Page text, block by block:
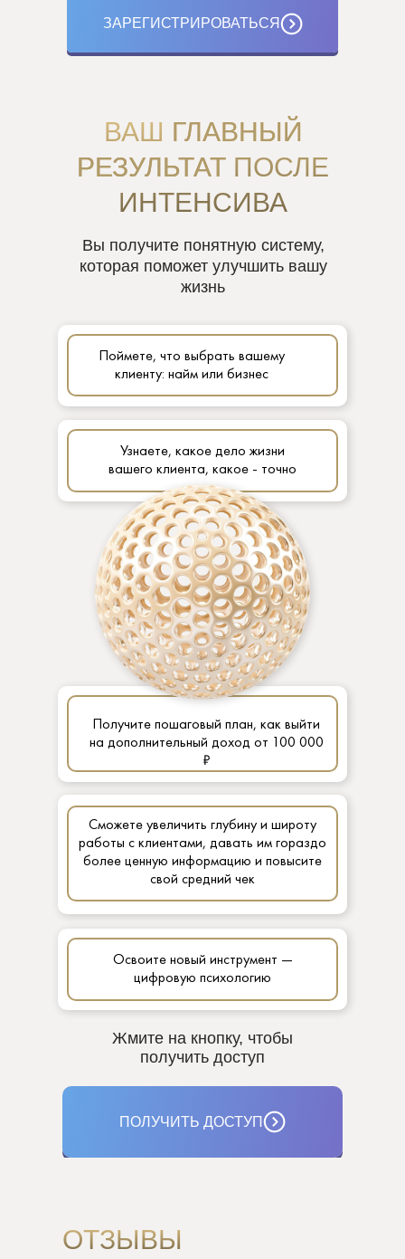
ЗАРЕГИСТРИРОВАТЬСЯ
ВАШ ГЛАВНЫЙ
РЕЗУЛЬТАТ ПОСЛЕ
ИНТЕНСИВА
Вы получите понятную систему,
которая поможет улучшить вашу
жизнь
Жмите на кнопку, чтобы
получить доступ
Сможете увеличить глубину и широту
работы с клиентами, давать им гораздо
более ценную информацию и повысите
свой средний чек
Получите пошаговый план, как выйти
на дополнительный доход от 100 000
₽
Освоите новый инструмент —
цифровую психологию
ПОЛУЧИТЬ ДОСТУП
Узнаете, какое дело жизни
вашего клиента, какое - точно
нет
Поймете, что выбрать вашему
клиенту: найм или бизнес
ОТЗЫВЫ